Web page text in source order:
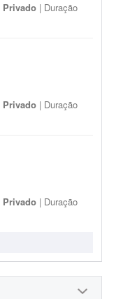
Privado | Duração
Privado | Duração
Privado | Duração